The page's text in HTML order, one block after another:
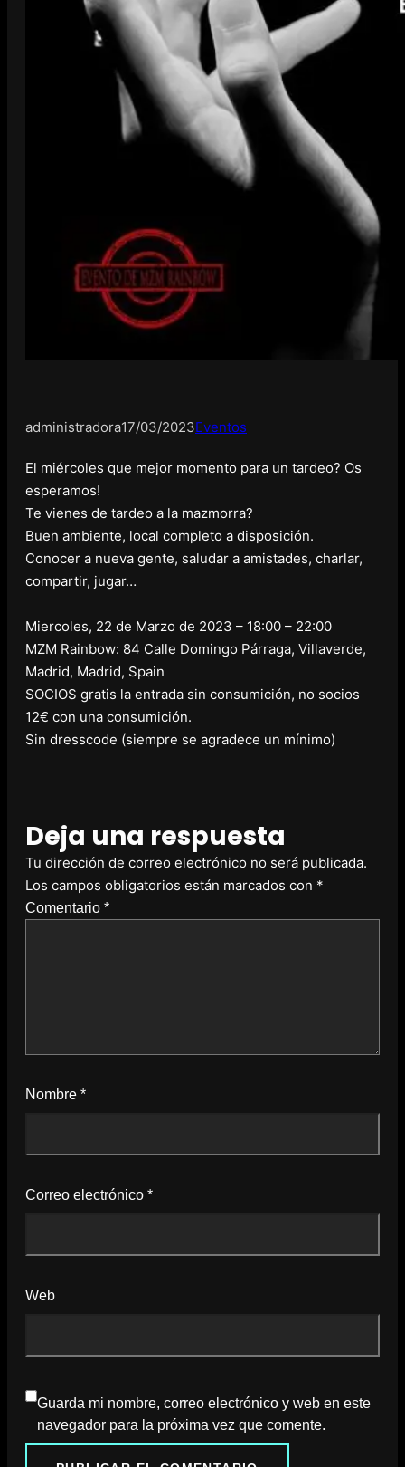
administradora17/03/2023Eventos
El miércoles que mejor momento para un tardeo? Os
esperamos!
Te vienes de tardeo a la mazmorra?
Buen ambiente, local completo a disposición.
Conocer a nueva gente, saludar a amistades, charlar,
compartir, jugar…
Miercoles, 22 de Marzo de 2023 – 18:00 – 22:00
MZM Rainbow: 84 Calle Domingo Párraga, Villaverde,
Madrid, Madrid, Spain
SOCIOS gratis la entrada sin consumición, no socios
12€ con una consumición.
Sin dresscode (siempre se agradece un mínimo)
Deja una respuesta
Tu dirección de correo electrónico no será publicada.
Los campos obligatorios están marcados con *
Comentario *
Nombre *
Correo electrónico *
Web
Guarda mi nombre, correo electrónico y web en este
navegador para la próxima vez que comente.